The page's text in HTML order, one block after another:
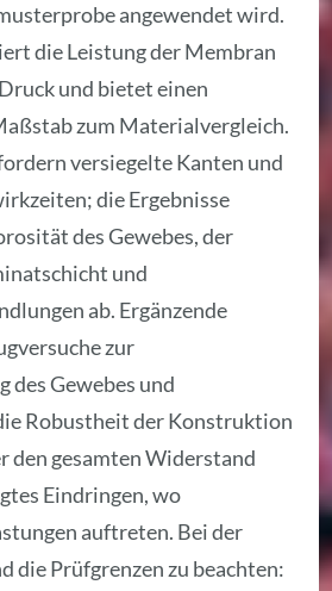
angewendet wird.
die Leistung der Membran
und bietet einen
zum Materialvergleich.
versiegelte Kanten und
die Ergebnisse
des Gewebes, der
und
ab. Ergänzende
zur
des Gewebes und
Robustheit der Konstruktion
den gesamten Widerstand
Eindringen, wo
auftreten. Bei der
die Prüfgrenzen zu beachten: